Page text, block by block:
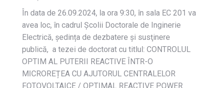
În data de 26.09.2024, la ora 9:30, în sala EC 201 va
avea loc, în cadrul Școlii Doctorale de Inginerie
Electrică, ședința de dezbatere și susţinere
publică, a tezei de doctorat cu titlul: CONTROLUL
OPTIM AL PUTERII REACTIVE ÎNTR-O
MICROREȚEA CU AJUTORUL CENTRALELOR
FOTOVOLTAICE / OPTIMAL REACTIVE POWER